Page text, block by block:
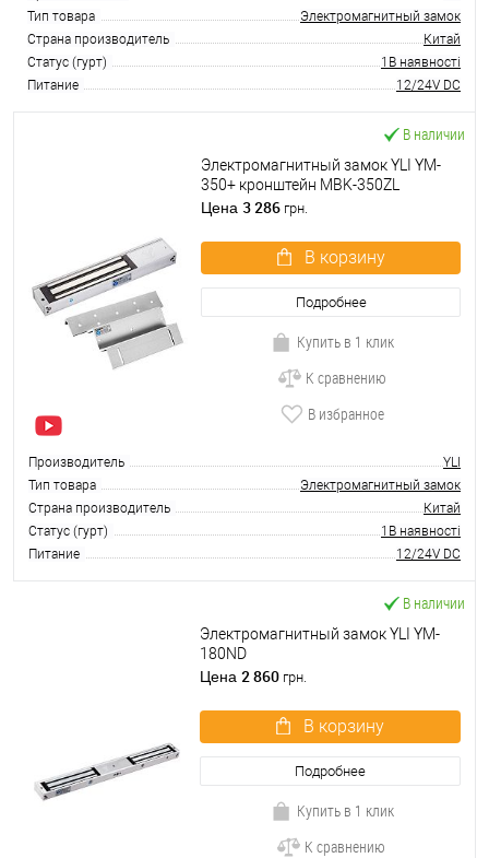
Тип товара
Электромагнитный замок
Страна производитель
Китай
Статус (гурт)
1В наявності
Питание
12/24V DC
В наличии
Электромагнитный замок YLI YM-
350+ кронштейн MBK-350ZL
Цена 3 286 грн.
В корзину
Подробнее
Купить в 1 клик
К сравнению
В избранное
Производитель
YLI
Тип товара
Электромагнитный замок
Страна производитель
Китай
Статус (гурт)
1В наявності
Питание
12/24V DC
В наличии
Электромагнитный замок YLI YM-
180ND
Цена 2 860 грн.
В корзину
Подробнее
Купить в 1 клик
К сравнению